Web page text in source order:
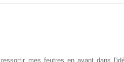
mes feutres en ayant dans